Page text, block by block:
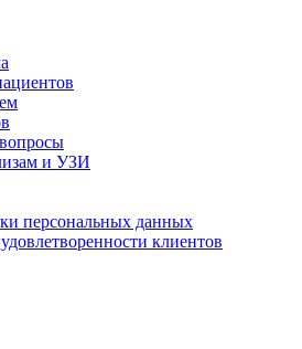
и УЗИ
персональных данных
клиентов